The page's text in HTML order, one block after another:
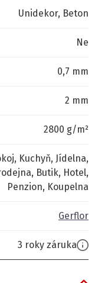
Unidekor, Beton
Ne
0,7 mm
2 mm
2800 g/m²
Kuchyň, Jídelna,
Butik, Hotel,
Penzion, Koupelna
Gerflor
3 roky záruka